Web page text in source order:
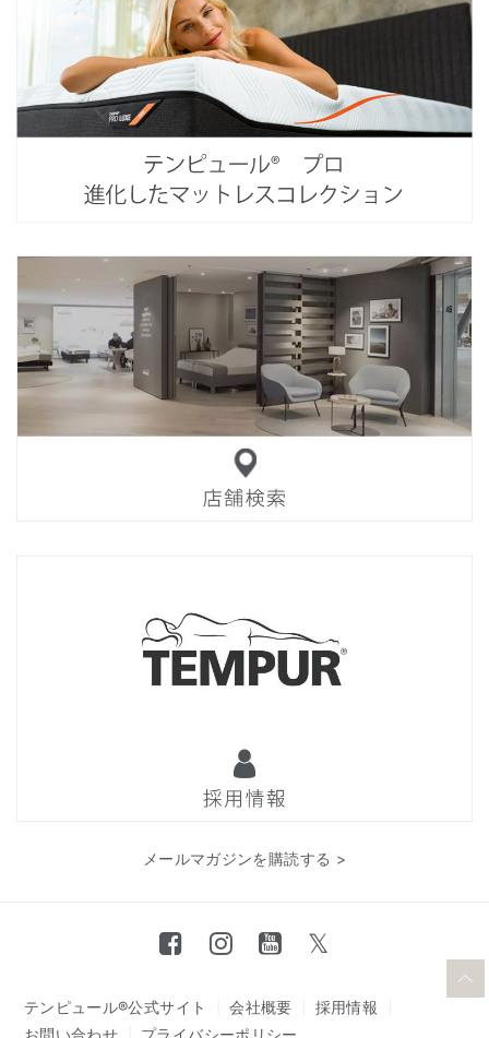
メールマガジンを購読する >
テンピュール®公式サイト 会社概要
採用情報
お問い合わせ
プライバシーポリシー